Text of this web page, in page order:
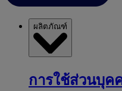
ผลิตภัณฑ์
การใช้ส่วนบุค